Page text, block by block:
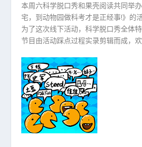
本周六科学脱口秀和果壳阅读共同举
宅，到动物园做科考才是正经事!》的活
为了这次线下活动，科学脱口秀全体特
节目由活动踩点过程实录剪辑而成，欢